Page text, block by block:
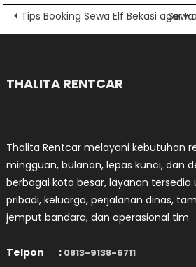
Navigasi
Tips Booking Sewa Elf Bekasi agar
THALITA RENTCAR
Thalita Rentcar melayani kebutuhan
mingguan, bulanan, lepas kunci, dan
berbagai kota besar, layanan
pribadi, keluarga, perjalanan dinas,
jemput bandara, dan operasional tim
Telpon : 0813-9138-6711